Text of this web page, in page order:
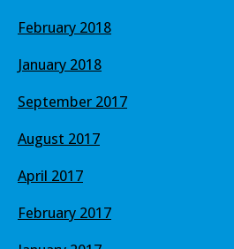
February 2018
January 2018
September 2017
August 2017
April 2017
February 2017